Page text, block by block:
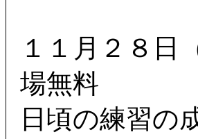
１１月２８
場無料
日頃の練習の